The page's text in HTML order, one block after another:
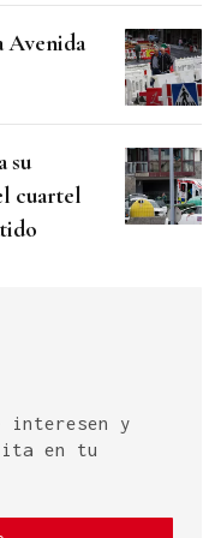
Avenida
su
cuartel
interesen y
en tu